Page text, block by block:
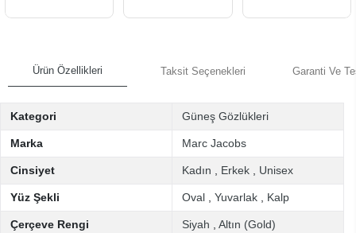
Ürün Özellikleri Taksit Seçenekleri Garanti Ve
Kategori Güneş Gözlükleri
Marka Marc Jacobs
Cinsiyet Kadın Erkek Unisex
Yüz Şekli Oval Yuvarlak Kalp
Çerçeve Rengi Siyah Altın (Gold)